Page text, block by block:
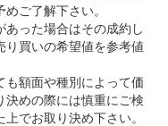
ご了解下さい。
あった場合はその成約し
り買いの希望値を参考値
も額面や種別によって価
決めの際には慎重にご検
でお取り決め下さい。